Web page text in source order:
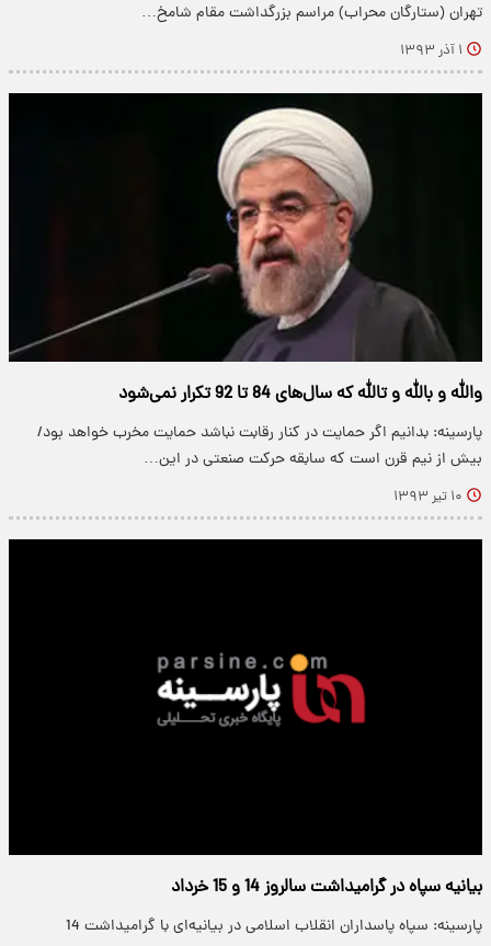
تهران (ستارگان محراب) مراسم بزرگداشت مقام شامخ…
۱ آذر ۱۳۹۳
والله و بالله و تالله که سال‌های 84 تا 92 تکرار نمی‌شود
پارسینه: بدانیم اگر حمایت در کنار رقابت نباشد حمایت مخرب خواهد بود/
بیش از نیم قرن است که سابقه حرکت صنعتی در این…
۱۰ تیر ۱۳۹۳
بیانیه سپاه در گرامیداشت سالروز 14 و 15 خرداد
پارسینه: سپاه پاسداران انقلاب اسلامی در بیانیه‌ای با گرامیداشت 14